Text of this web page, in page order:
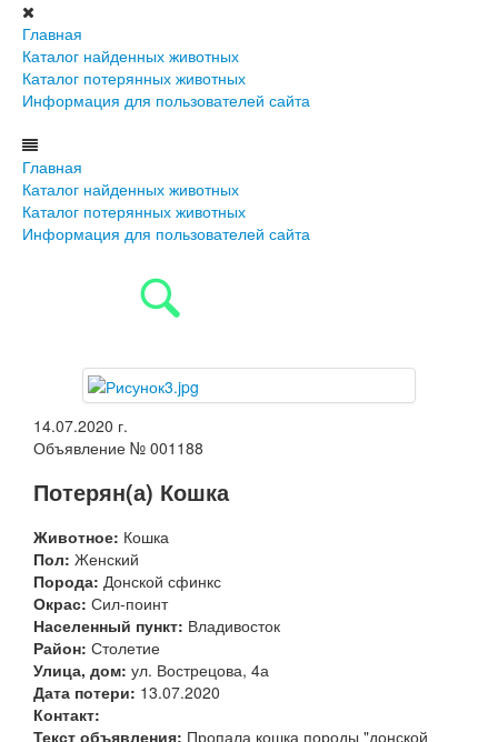
Главная
Каталог найденных животных
Каталог потерянных животных
Информация для пользователей сайта
Главная
Каталог найденных животных
Каталог потерянных животных
Информация для пользователей сайта
14.07.2020 г.
Объявление № 001188
Потерян(а) Кошка
Животное: Кошка
Пол: Женский
Порода: Донской сфинкс
Окрас: Сил-поинт
Населенный пункт: Владивосток
Район: Столетие
Улица, дом: ул. Вострецова, 4а
Дата потери: 13.07.2020
Контакт:
Текст объявления: Пропала кошка породы "донской